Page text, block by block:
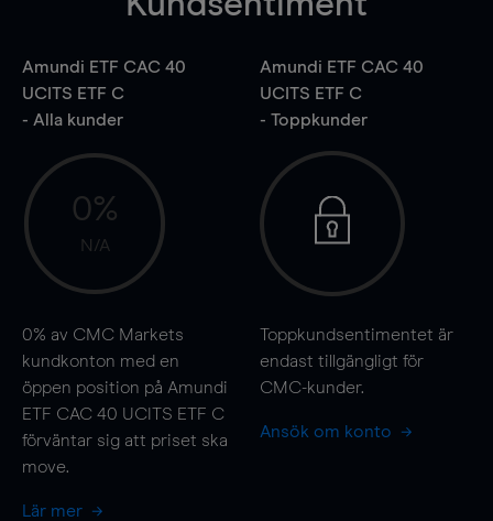
Amundi ETF CAC 40
UCITS ETF C
- Alla kunder
0%
N/A
0% av CMC Markets
kundkonton med en
öppen position på Amundi
ETF CAC 40 UCITS ETF C
förväntar sig att priset ska
move.
Lär mer
Amundi ETF CAC 40
UCITS ETF C
- Toppkunder
Toppkundsentimentet är
endast tillgängligt för
CMC-kunder.
Ansök om konto